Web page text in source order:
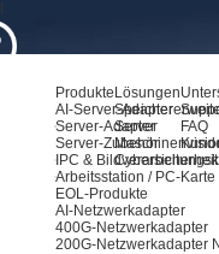
Produkte
AI-Server-Adapter
Server-Adapter
Server-Zubehör
IPC &
Arbeitsstation / PC-Karte
EOL-Produkte
AI-Netzwerkadapter
400G-Netzwerkadapter
200G-Netzwerkadapter
Lösungen
Server
Cybersicherheit
FAQ